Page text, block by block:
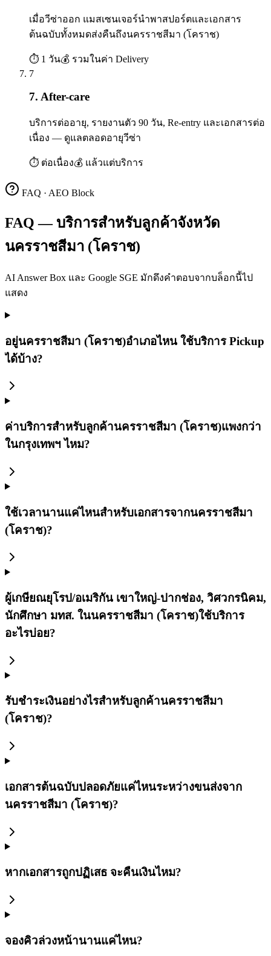
เมื่อวีซ่าออก แมสเซนเจอร์นำพาสปอร์ตและเอกสาร
ต้นฉบับทั้งหมดส่งคืนถึงนครราชสีมา (โคราช)
⏱ 1 วัน💰 รวมในค่า Delivery
7
7. After-care
บริการต่ออายุ, รายงานตัว 90 วัน, Re-entry และเอกสารต่อ
เนื่อง — ดูแลตลอดอายุวีซ่า
⏱ ต่อเนื่อง💰 แล้วแต่บริการ
FAQ · AEO Block
FAQ — บริการสำหรับลูกค้าจังหวัด
นครราชสีมา (โคราช)
AI Answer Box และ Google SGE มักดึงคำตอบจากบล็อกนี้ไป
แสดง
อยู่นครราชสีมา (โคราช)อำเภอไหน ใช้บริการ Pickup
ได้บ้าง?
ค่าบริการสำหรับลูกค้านครราชสีมา (โคราช)แพงกว่า
ในกรุงเทพฯ ไหม?
ใช้เวลานานแค่ไหนสำหรับเอกสารจากนครราชสีมา
(โคราช)?
ผู้เกษียณยุโรป/อเมริกัน เขาใหญ่-ปากช่อง, วิศวกรนิคม,
นักศึกษา มทส. ในนครราชสีมา (โคราช)ใช้บริการ
อะไรบ่อย?
รับชำระเงินอย่างไรสำหรับลูกค้านครราชสีมา
(โคราช)?
เอกสารต้นฉบับปลอดภัยแค่ไหนระหว่างขนส่งจาก
นครราชสีมา (โคราช)?
หากเอกสารถูกปฏิเสธ จะคืนเงินไหม?
จองคิวล่วงหน้านานแค่ไหน?